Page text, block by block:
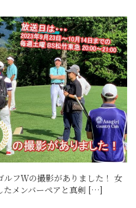
フＷの撮影がありました！ 女
たメンバーペアと真剣 […]